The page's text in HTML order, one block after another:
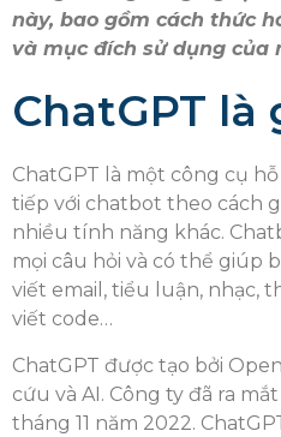
này, bao gồm cách thức
và mục đích sử dụng của
ChatGPT là
ChatGPT là một công cụ
tiếp với chatbot theo cách
nhiều tính năng khác.
mọi câu hỏi và có thể giúp
viết email, tiểu luận, nhạc,
viết code…
ChatGPT được tạo bởi
cứu và AI. Công ty đã ra
tháng 11 năm 2022.